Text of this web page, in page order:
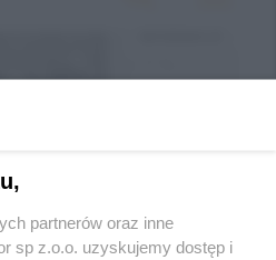
partnerów oraz inne
sp z.o.o. uzyskujemy dostęp i